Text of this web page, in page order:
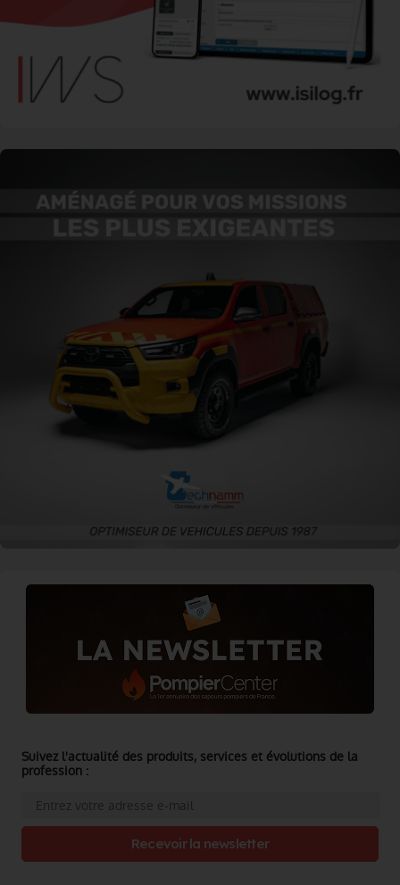
Suivez l'actualité des produits, services et évolutions de la
profession :
Recevoir la newsletter